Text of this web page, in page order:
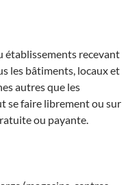
établissements recevant
les bâtiments, locaux et
autres que les
se faire librement ou sur
ou payante.